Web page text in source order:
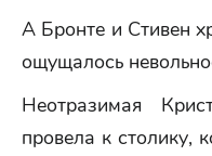
А Бронте и Стивен
ощущалось
Неотразимая
провела к столику,